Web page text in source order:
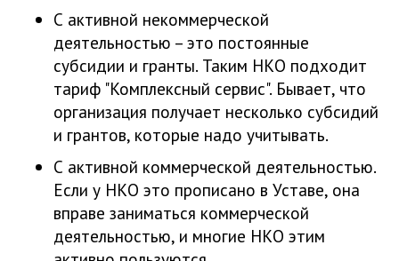
С активной некоммерческой
деятельностью – это постоянные
субсидии и гранты. Таким НКО подходит
тариф "Комплексный сервис". Бывает, что
организация получает несколько субсидий
и грантов, которые надо учитывать.
С активной коммерческой деятельностью.
Если у НКО это прописано в Уставе, она
вправе заниматься коммерческой
деятельностью, и многие НКО этим